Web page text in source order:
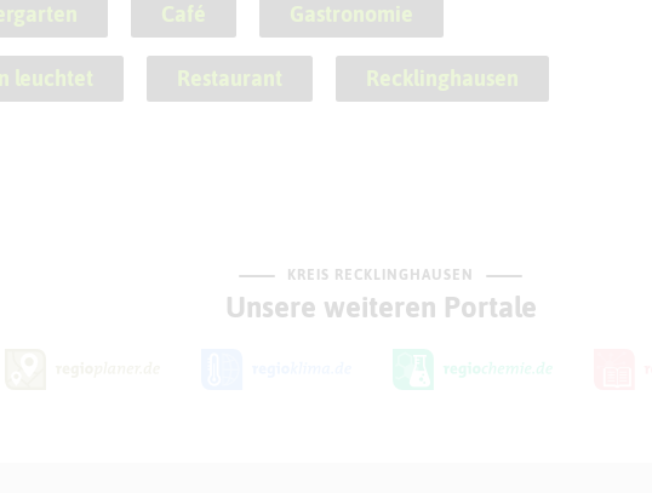
Café Gastronomie
leuchtet Restaurant Recklinghausen
KREIS RECKLINGHAUSEN
Unsere weiteren Portale